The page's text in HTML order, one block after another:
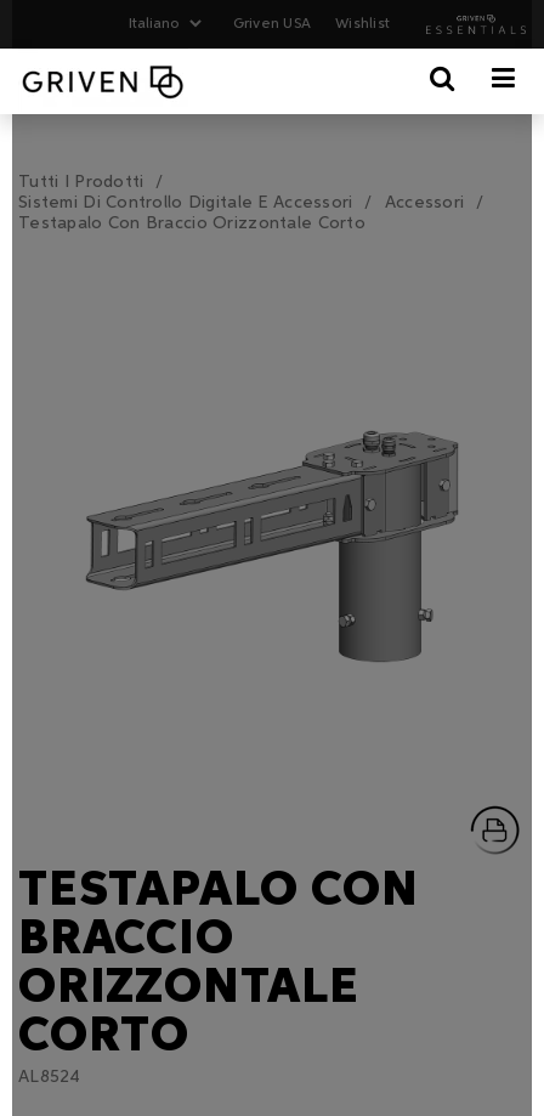
Griven USA Wishlist
Tutti I Prodotti
Sistemi Di Controllo Digitale E Accessori
Accessori
Testapalo Con Braccio Orizzontale Corto
TESTAPALO CON
BRACCIO
ORIZZONTALE
CORTO
AL8524